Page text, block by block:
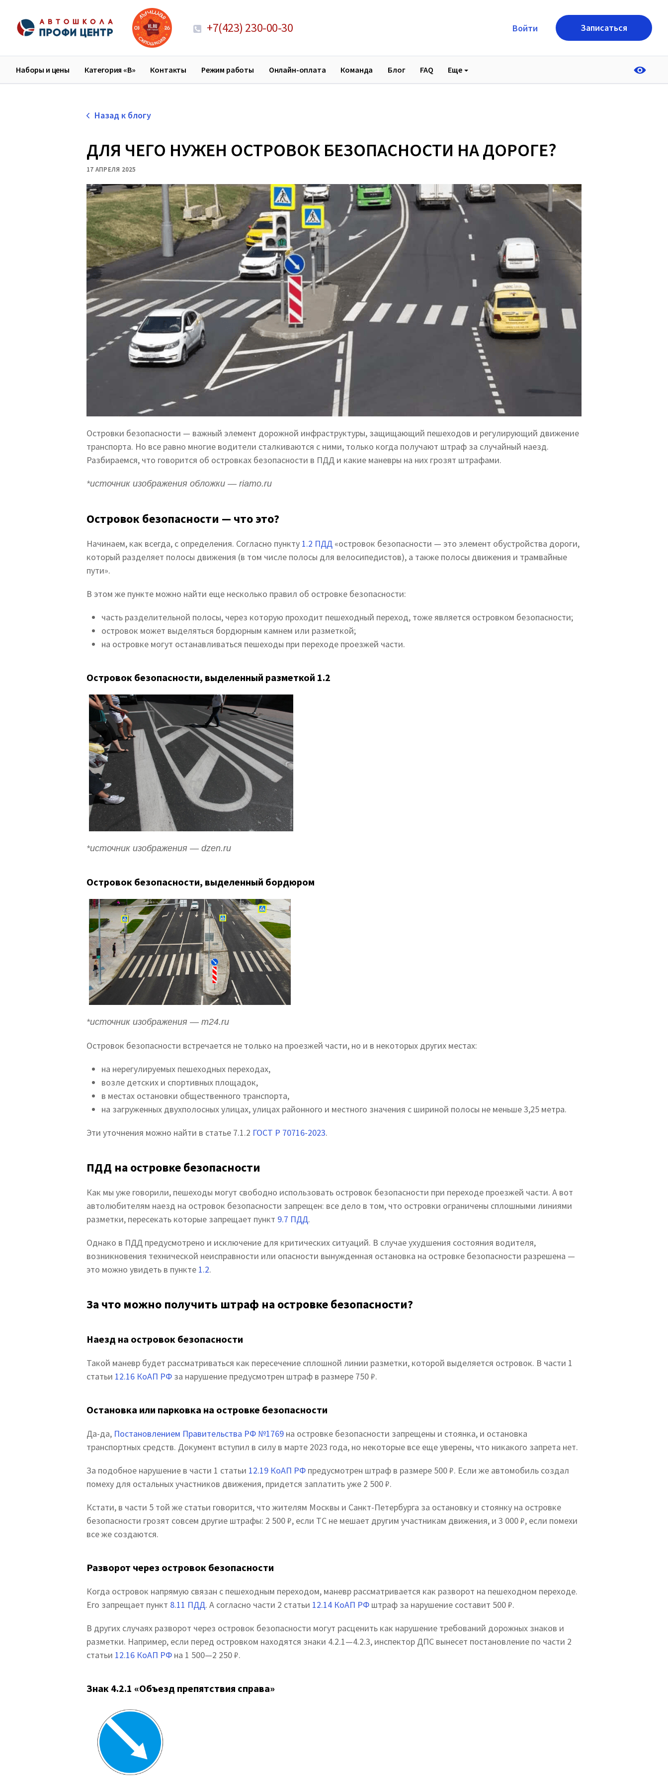
+7(423) 230-00-30 Войти Записаться
Наборы и цены Категория «В» Контакты Режим работы Онлайн-оплата Команда Блог FAQ Еще
Назад к блогу
ДЛЯ ЧЕГО НУЖЕН ОСТРОВОК БЕЗОПАСНОСТИ НА ДОРОГЕ?
17 АПРЕЛЯ 2025
Островки безопасности — важный элемент дорожной инфраструктуры, защищающий пешеходов и регулирующий движение
транспорта. Но все равно многие водители сталкиваются с ними, только когда получают штраф за случайный наезд.
Разбираемся, что говорится об островках безопасности в ПДД и какие маневры на них грозят штрафами.
*источник изображения обложки — riamo.ru
Островок безопасности — что это?
Начинаем, как всегда, с определения. Согласно пункту 1.2 ПДД «островок безопасности — это элемент обустройства дороги,
который разделяет полосы движения (в том числе полосы для велосипедистов), а также полосы движения и трамвайные
пути».
В этом же пункте можно найти еще несколько правил об островке безопасности:
часть разделительной полосы, через которую проходит пешеходный переход, тоже является островком безопасности;
островок может выделяться бордюрным камнем или разметкой;
на островке могут останавливаться пешеходы при переходе проезжей части.
Островок безопасности, выделенный разметкой 1.2
*источник изображения — dzen.ru
Островок безопасности, выделенный бордюром
*источник изображения — m24.ru
Островок безопасности встречается не только на проезжей части, но и в некоторых других местах:
на нерегулируемых пешеходных переходах,
возле детских и спортивных площадок,
в местах остановки общественного транспорта,
на загруженных двухполосных улицах, улицах районного и местного значения с шириной полосы не меньше 3,25 метра.
Эти уточнения можно найти в статье 7.1.2 ГОСТ Р 70716-2023.
ПДД на островке безопасности
Как мы уже говорили, пешеходы могут свободно использовать островок безопасности при переходе проезжей части. А вот
автолюбителям наезд на островок безопасности запрещен: все дело в том, что островки ограничены сплошными линиями
разметки, пересекать которые запрещает пункт 9.7 ПДД.
Однако в ПДД предусмотрено и исключение для критических ситуаций. В случае ухудшения состояния водителя,
возникновения технической неисправности или опасности вынужденная остановка на островке безопасности разрешена —
это можно увидеть в пункте 1.2.
За что можно получить штраф на островке безопасности?
Наезд на островок безопасности
Такой маневр будет рассматриваться как пересечение сплошной линии разметки, которой выделяется островок. В части 1
статьи 12.16 КоАП РФ за нарушение предусмотрен штраф в размере 750 ₽.
Остановка или парковка на островке безопасности
Да-да, Постановлением Правительства РФ №1769 на островке безопасности запрещены и стоянка, и остановка
транспортных средств. Документ вступил в силу в марте 2023 года, но некоторые все еще уверены, что никакого запрета нет.
За подобное нарушение в части 1 статьи 12.19 КоАП РФ предусмотрен штраф в размере 500 ₽. Если же автомобиль создал
помеху для остальных участников движения, придется заплатить уже 2 500 ₽.
Кстати, в части 5 той же статьи говорится, что жителям Москвы и Санкт-Петербурга за остановку и стоянку на островке
безопасности грозят совсем другие штрафы: 2 500 ₽, если ТС не мешает другим участникам движения, и 3 000 ₽, если помехи
все же создаются.
Разворот через островок безопасности
Когда островок напрямую связан с пешеходным переходом, маневр рассматривается как разворот на пешеходном переходе.
Его запрещает пункт 8.11 ПДД. А согласно части 2 статьи 12.14 КоАП РФ штраф за нарушение составит 500 ₽.
В других случаях разворот через островок безопасности могут расценить как нарушение требований дорожных знаков и
разметки. Например, если перед островком находятся знаки 4.2.1—4.2.3, инспектор ДПС вынесет постановление по части 2
статьи 12.16 КоАП РФ на 1 500—2 250 ₽.
Знак 4.2.1 «Объезд препятствия справа»